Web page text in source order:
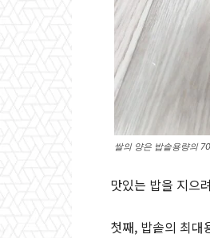
쌀의 양은 밥솥용량의
맛있는 밥을 지으
첫째, 밥솥의 최대